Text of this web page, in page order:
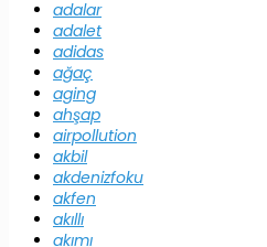
adalar
adalet
adidas
ağaç
aging
ahşap
airpollution
akbil
akdenizfoku
akfen
akıllı
akımı